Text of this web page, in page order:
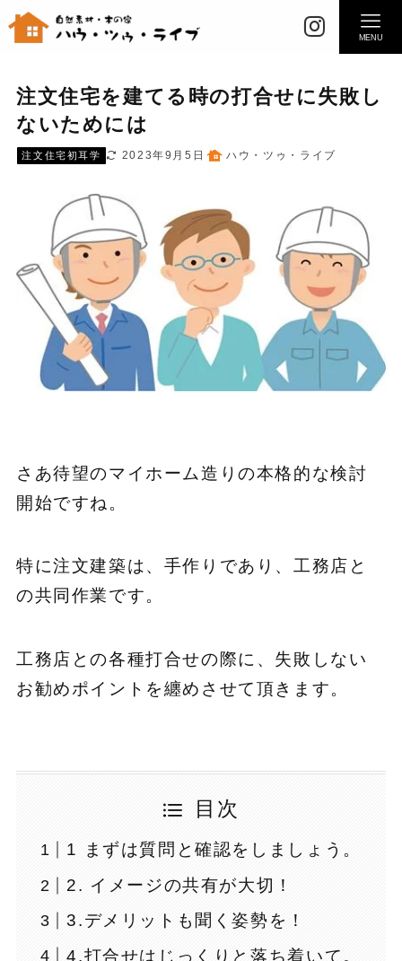
MENU
注文住宅を建てる時の打合せに失敗し
ないためには
注文住宅初耳学 2023年9月5日 ハウ・ツゥ・ライブ
さあ待望のマイホーム造りの本格的な検討
開始ですね。
特に注文建築は、手作りであり、工務店と
の共同作業です。
工務店との各種打合せの際に、失敗しない
お勧めポイントを纏めさせて頂きます。
目次
1 まずは質問と確認をしましょう。
2. イメージの共有が大切！
3.デメリットも聞く姿勢を！
4.打合せはじっくりと落ち着いて。